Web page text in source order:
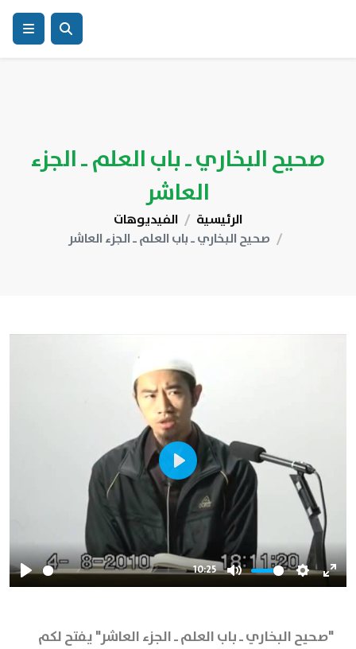
صحيح البخاري ـ باب العلم ـ الجزء
العاشر
الرئيسية
الفيديوهات
صحيح البخاري ـ باب العلم ـ الجزء العاشر
Play
10:25
Mute Settings
Play
"صحيح البخاري ـ باب العلم ـ الجزء العاشر" يفتح لكم